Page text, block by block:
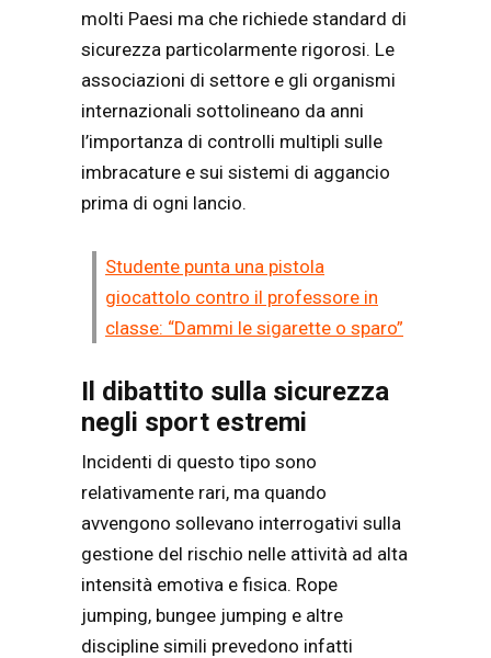
molti Paesi ma che richiede standard di
sicurezza particolarmente rigorosi. Le
associazioni di settore e gli organismi
internazionali sottolineano da anni
l’importanza di controlli multipli sulle
imbracature e sui sistemi di aggancio
prima di ogni lancio.
Studente punta una pistola
giocattolo contro il professore in
classe: “Dammi le sigarette o sparo”
Il dibattito sulla sicurezza
negli sport estremi
Incidenti di questo tipo sono
relativamente rari, ma quando
avvengono sollevano interrogativi sulla
gestione del rischio nelle attività ad alta
intensità emotiva e fisica. Rope
jumping, bungee jumping e altre
discipline simili prevedono infatti